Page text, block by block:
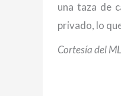
una taza de
privado, lo
Cortesía del